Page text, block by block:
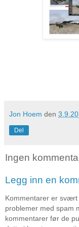
Jon Hoem den 3.9.20
Del
Ingen
Legg inn en
Kommentarer er
problemer med spam
kommentarer før de